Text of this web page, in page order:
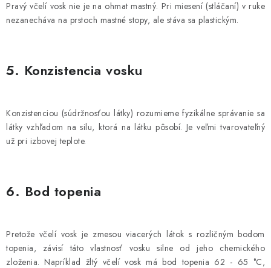
Pravý včelí vosk nie je na ohmat mastný. Pri miesení (stláčaní) v ruke
nezanecháva na prstoch mastné stopy, ale stáva sa plastickým.
5. Konzistencia vosku
Konzistenciou (súdržnosťou látky) rozumieme fyzikálne správanie sa
látky vzhľadom na silu, ktorá na látku pôsobí. Je veľmi tvarovateľný
už pri izbovej teplote.
6. Bod topenia
Pretože včelí vosk je zmesou viacerých látok s rozličným bodom
topenia, závisí táto vlastnosť vosku silne od jeho chemického
zloženia. Napríklad žltý včelí vosk má bod topenia 62 - 65 °C,